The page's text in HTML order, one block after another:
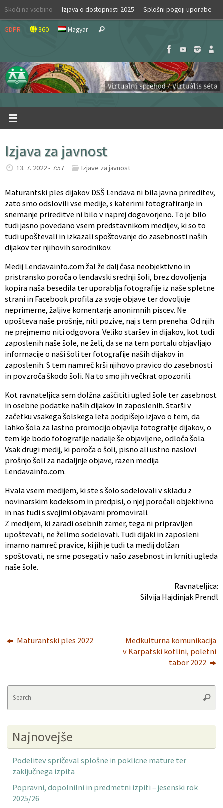
Skip
content
Skoči na vsebino Izjava o dostopnosti 2025 Splošni pogoji uporabe
GDPR 360 Magyar Search
Izjava za javnost
13. 7. 2022 - 7:57 Izjave za javnost
Maturantski ples dijakov DSŠ Lendava ni bila javna prireditev,
zato smo odslovili vse medije, s katerimi fotografiranje in
snemanje prireditve ni bilo v naprej dogovorjeno. To je bilo
tudi jasno povedano vsem predstavnikom medijev, ki so to
tudi upoštevali in izkazali spoštovanje do zasebnosti naših
dijakov ter njihovih sorodnikov.
Medij Lendavainfo.com žal že dalj časa neobjektivno in
pristransko poroča o lendavski srednji šoli, brez dovoljenja
kopira naša besedila ter uporablja fotografije iz naše spletne
strani in Facebook profila za svoje objave ter dovoljuje
neprimerne, žaljive komentarje anonimnih piscev. Ne
upošteva naše prošnje, niti pozive, naj s tem preneha. Od njih
ne prejmemo niti odgovora. Veliko staršev in dijakov, kot tudi
zaposlenih naše šole, ne želi, da se na tem portalu objavljajo
informacije o naši šoli ter fotografije naših dijakov in
zaposlenih. S tem namreč krši njihovo pravico do zasebnosti
in povzroča škodo šoli. Na to smo jih večkrat opozorili.
Kot ravnateljica sem dolžna zaščititi ugled šole ter zasebnost
in osebne podatke naših dijakov in zaposlenih. Starši v
začetku vsakega šolskega leta podpišejo izjavo o tem, da
lahko šola za lastno promocijo objavlja fotografije dijakov, o
tem kje bodo fotografije nadalje še objavljene, odloča šola.
Vsak drugi medij, ki poroča o šoli, pisno ali ustno naslovi
prošnjo šoli za nadaljnje objave, razen medija
Lendavainfo.com.
Hvala vsem medijem, ki ste s šolo sodelovali v skladu z
novinarskim kodeksom in predpisi, o njej poročali objektivno
in nas tudi s svojimi objavami promovirali.
Z medijem, ki zaradi osebnih zamer, tega ni pripravljen
upoštevati, ne želimo sodelovati. Tudi dijaki in zaposleni
imamo namreč pravice, ki jih je tudi ta medij dolžan
spoštovati, ne sme posegati v našo zasebnost in krniti ugleda
naše šole.
Ravnateljica:
Silvija Hajdinjak Prendl
Maturantski ples 2022
Medkulturna komunikacija
v Karpatski kotlini, poletni
tabor 2022
Najnovejše
Podelitev spričeval splošne in poklicne mature ter
zaključnega izpita
Popravni, dopolnilni in predmetni izpiti – jesenski rok
2025/26